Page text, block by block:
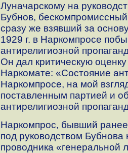
Луначарскому на
Бубнов,
сразу же взявший за
1929 г. в Наркомпросе
антирелигиозной
Он дал критическую
Наркомате: «Состояние
Наркомпросе, на мой
поставленным партией и
антирелигиозной
Наркомпрос, бывший
под руководством
проводника «генеральной